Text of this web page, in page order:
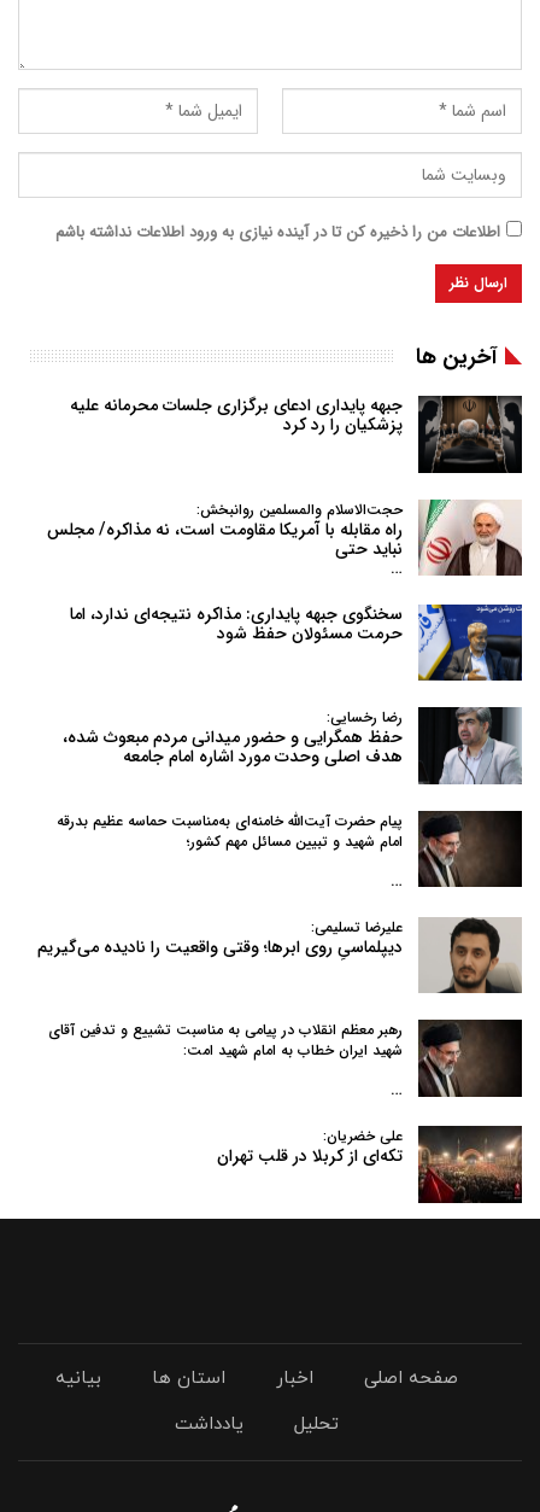
اطلاعات من را ذخیره کن تا در آینده نیازی به ورود اطلاعات نداشته باشم
آخرین ها
جبهه پایداری ادعای برگزاری جلسات محرمانه علیه
پزشکیان را رد کرد
حجت‌الاسلام والمسلمین روانبخش:
راه مقابله با آمریکا مقاومت است، نه مذاکره/ مجلس
نباید حتی
…
سخنگوی جبهه پایداری: مذاکره نتیجه‌ای ندارد، اما
حرمت مسئولان حفظ شود
رضا رخسایی:
حفظ همگرایی و حضور میدانی مردم مبعوث شده،
هدف اصلی وحدت مورد اشاره امام جامعه
پیام حضرت آیت‌الله خامنه‌ای به‌مناسبت حماسه عظیم بدرقه
امام شهید و تبیین مسائل مهم کشور؛
…
علیرضا تسلیمی:
دیپلماسیِ روی ابرها؛ وقتی واقعیت را نادیده می‌گیریم
رهبر معظم انقلاب در پیامی به‌ مناسبت تشییع و تدفین آقای
شهید ایران خطاب به امام شهید امت:
…
علی خضریان:
تکه‌ای از کربلا در قلب تهران
صفحه اصلی اخبار استان ها
بیانیه
تحلیل
یادداشت